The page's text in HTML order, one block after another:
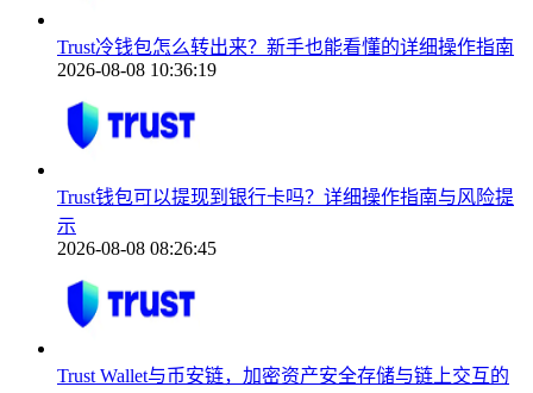
Trust冷钱包怎么转出来？新手也能看懂的详细操作指南
2026-08-08 10:36:19
Trust钱包可以提现到银行卡吗？详细操作指南与风险提
示
2026-08-08 08:26:45
Trust Wallet与币安链，加密资产安全存储与链上交互的